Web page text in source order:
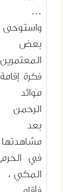
…
واستوحى
بعض
المعتمرين
فكرة إقامة
موائد
الرحمن
بعد
مشاهدتها
في الحرم
المكي ،